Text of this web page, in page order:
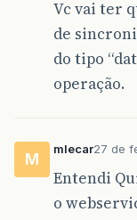
Vc vai ter
de
do tipo
operação.
M
mlecar27 de
Entendi
o